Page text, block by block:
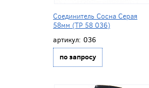
Соединитель Сосна Серая
58мм (ТР 58 036)
артикул: 036
по запросу